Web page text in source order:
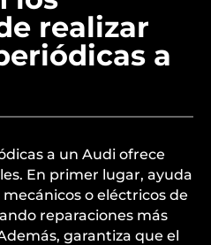
realizar
a
a un Audi ofrece
En primer lugar, ayuda
o eléctricos de
reparaciones más
garantiza que el